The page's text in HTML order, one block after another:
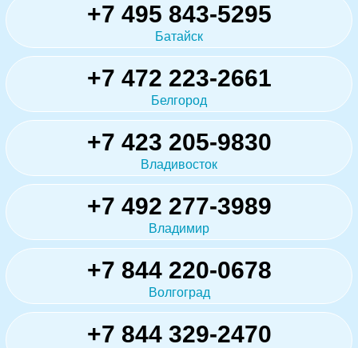
+7 495 843-5295
Батайск
+7 472 223-2661
Белгород
+7 423 205-9830
Владивосток
+7 492 277-3989
Владимир
+7 844 220-0678
Волгоград
+7 844 329-2470